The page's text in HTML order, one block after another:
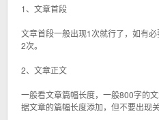
1、文章首段
文章首段一般出现1次就行了，如有
2次。
2、文章正文
一般看文章篇幅长度，一般800字的
据文章的篇幅长度添加，但不要出现